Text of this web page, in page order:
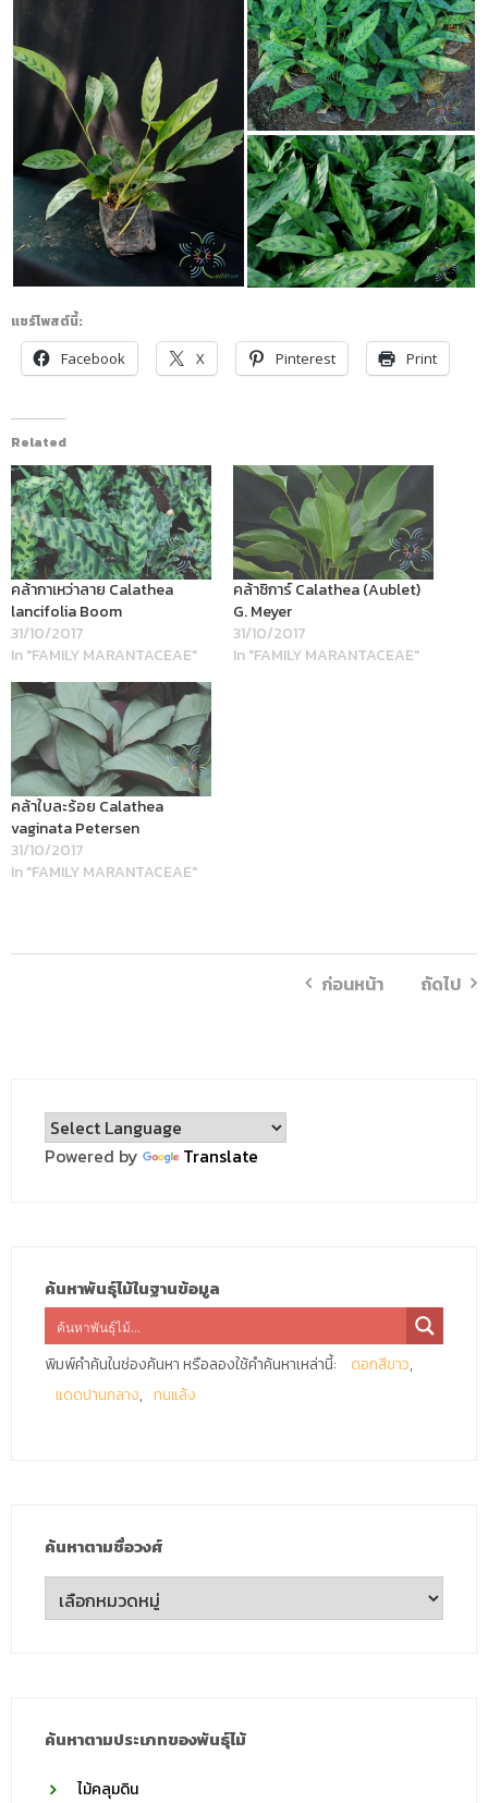
แชร์โพสต์นี้:
Facebook
X Pinterest Print
Related
คล้ากาเหว่าลาย Calathea
lancifolia Boom
31/10/2017
In "FAMILY MARANTACEAE"
คล้าซิการ์ Calathea (Aublet)
G. Meyer
31/10/2017
In "FAMILY MARANTACEAE"
คล้าใบละร้อย Calathea
vaginata Petersen
31/10/2017
In "FAMILY MARANTACEAE"
ก่อนหน้า ถัดไป
Powered by Translate
ค้นหาพันธุ์ไม้ในฐานข้อมูล
พิมพ์คำค้นในช่องค้นหา หรือลองใช้คำค้นหาเหล่านี้:
ดอกสีขาว
แดดปานกลาง
ทนแล้ง
ค้นหาตามชื่อวงศ์
ค้นหา
ตาม
ค้นหาตามประเภทของพันธุ์ไม้
ไม้คลุมดิน